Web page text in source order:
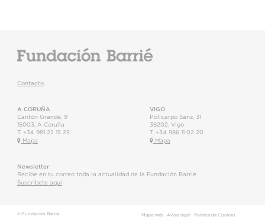
Contacto
A CORUÑA
Cantón Grande, 9
15003
A Coruña
T. +34 981 22 15 25
Mapa
VIGO
Policarpo Sanz, 31
36202 Vigo
T. +34 986 11 02 20
Mapa
Newsletter
Recibe en tu correo toda la actualidad de la Fundación Barrié
Suscríbete aquí
© Fundación Barrié Mapa web· Aviso legal · Política de Cookies ·